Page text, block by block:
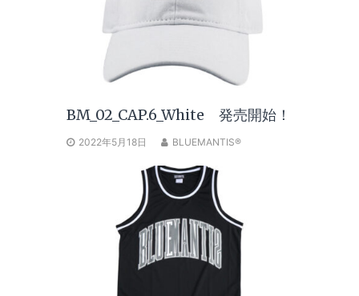
BM_02_CAP.6_White 発売開始！
2022年5月18日 BLUEMANTIS®